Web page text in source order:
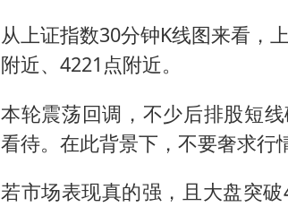
从上证指数30分钟K线图来看，
附近、4221点附近。
本轮震荡回调，不少后排股短
看待。在此背景下，不要奢求行
若市场表现真的强，且大盘突